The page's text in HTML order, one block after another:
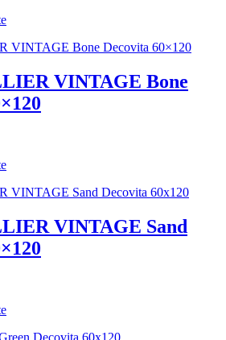
VINTAGE Bone
VINTAGE Sand